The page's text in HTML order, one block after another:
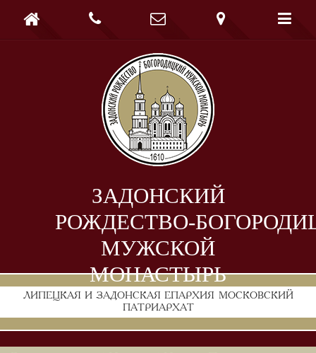
ЗАДОНСКИЙ
РОЖДЕСТВО-
МУЖСКОЙ
МОНАСТЫРЬ
ЛИПЕЦКАЯ И ЗАДОНСКАЯ ЕПАРХИЯ МОСКОВСКИЙ
ПАТРИАРХАТ
    